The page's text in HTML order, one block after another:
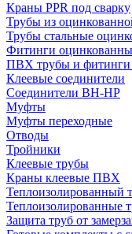
Краны PPR под сварку
Трубы из
Трубы стальные
Фитинги
ПВХ трубы и
Клеевые соединители
Соединители ВН-НР
Муфты
Муфты переходные
Отводы
Тройники
Клеевые трубы
Краны клеевые ПВХ
Теплоизолированный
Теплоизолированные
Защита труб от